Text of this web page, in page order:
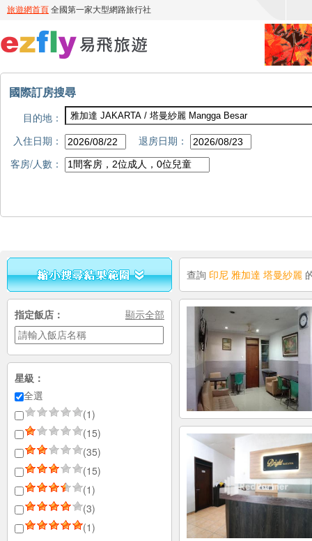
國際訂房搜尋
目的地：
入住日期：
退房日期：
客房/人數：
指定飯店： 顯示全部
星級：
全選
(1)
(15)
(35)
(15)
(1)
(3)
(1)
查詢 印尼 雅加達 塔曼紗麗